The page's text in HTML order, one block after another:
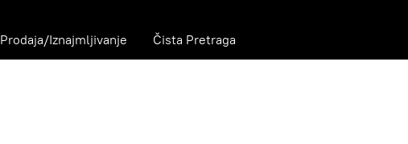
Prodaja/Iznajmljivanje Čista Pretraga